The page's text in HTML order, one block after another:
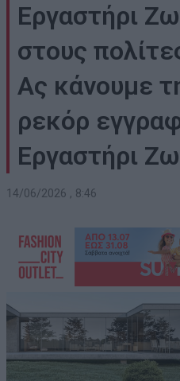
Εργαστήρι
στους
Ας κάνουμε
ρεκόρ
Εργαστήρι
14/06/2026 , 8:46